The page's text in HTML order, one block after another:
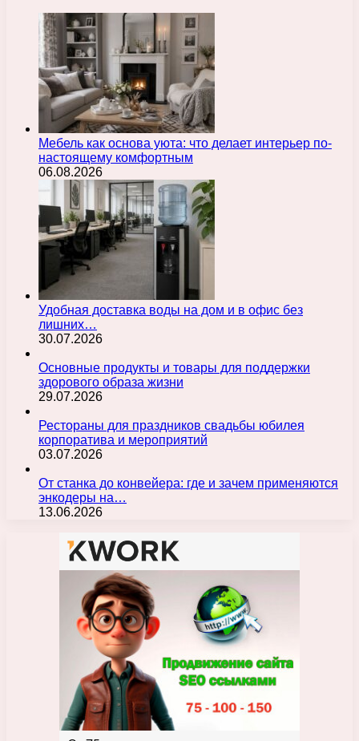
Мебель как основа уюта: что делает интерьер по-
настоящему комфортным
06.08.2026
Удобная доставка воды на дом и в офис без
лишних…
30.07.2026
Основные продукты и товары для поддержки
здорового образа жизни
29.07.2026
Рестораны для праздников свадьбы юбилея
корпоратива и мероприятий
03.07.2026
От станка до конвейера: где и зачем применяются
энкодеры на…
13.06.2026